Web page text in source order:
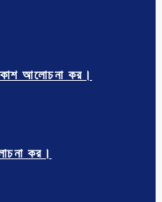
আলোচনা কর।
কর।